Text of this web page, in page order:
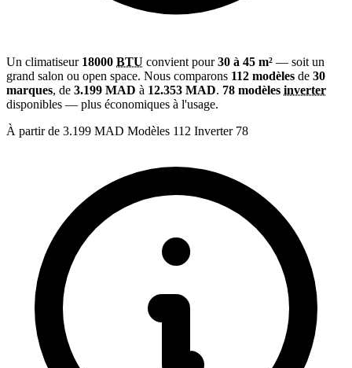
Un climatiseur 18000 BTU convient pour30 à 45 m² — soit un
grand salon ou open space. Nous comparons 112 modèles de 30
marques, de 3.199 MAD à 12.353 MAD. 78 modèles inverter
disponibles — plus économiques à l'usage.
À partir de 3.199 MAD Modèles 112 Inverter 78